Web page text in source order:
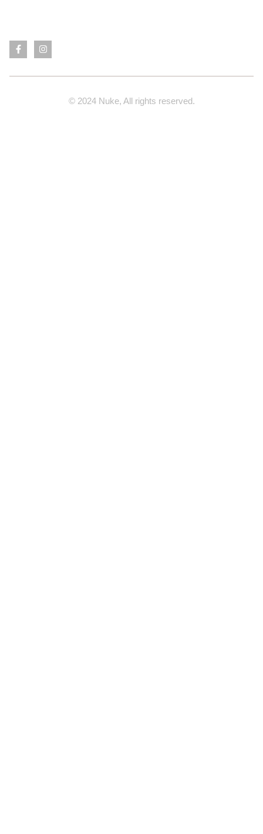
© 2024 Nuke, All rights reserved.